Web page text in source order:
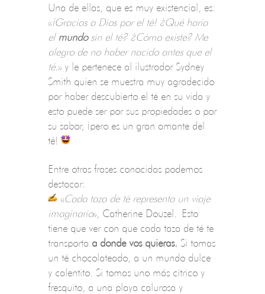
Una de ellas, que es muy existencial, es:
«¡Gracias a Dios por el té! ¿Qué haría
el mundosin el té? ¿Cómo existe? Me
alegro de no haber nacido antes que el
té. » y le pertenece al ilustrador Sydney
Smith quien se muestra muy agradecido
por haber descubierto el té en su vida y
esto puede ser por sus propiedades o por
su sabor, ¡pero es un gran amante del
té!
Entre otras frases conocidas podemos
destacar:
«Cada taza de té representa un viaje
imaginario», Catherine Douzel. Esto
tiene que ver con que cada taza de té te
transporta a donde vos quieras. Si tomas
un té chocolateado, a un mundo dulce
y calentito. Si tomas uno más cítrico y
fresquito, a una playa calurosa y